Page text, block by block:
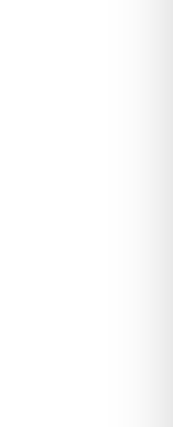
aus
Logistik des
die
Südwest der
am